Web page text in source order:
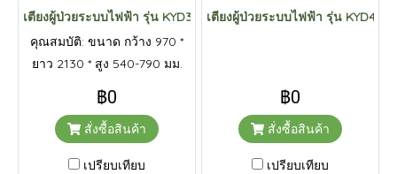
เตียงผู้ป่วยระบบไฟฟ้า รุ่น KYD3638K
คุณสมบัติ: ขนาด กว้าง 970 *
ยาว 2130 * สูง 540-790 มม.
ปรับด้านหลัง ยกสูง 75 องศา
ปรับด้านเข่า ยกสูง 40 องศา
การรับน้ำหนัก 250 กก
฿0
สั่งซื้อสินค้า
เปรียบเทียบ
เตียงผู้ป่วยระบบไฟฟ้า รุ่น
฿0
สั่งซื้อสินค้า
เปรียบเทียบ